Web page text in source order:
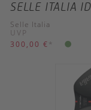
SELLE ITALIA
Selle Italia
UVP
300,00 € *